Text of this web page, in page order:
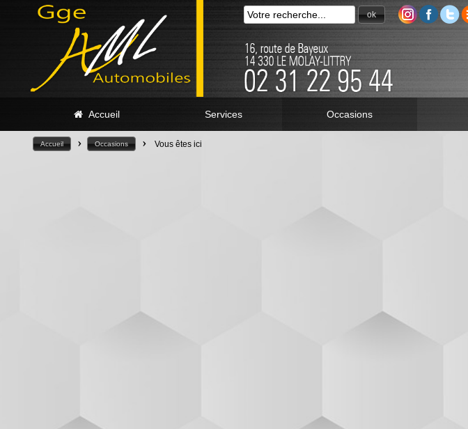
ok
Accueil Services Occasions
Accueil > Occasions > Vous êtes ici